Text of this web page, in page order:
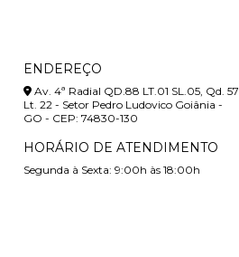
ENDEREÇO
Av. 4ª Radial QD.88 LT.01 SL.05, Qd. 57
Lt. 22 - Setor Pedro Ludovico Goiânia -
GO - CEP: 74830-130
HORÁRIO DE ATENDIMENTO
Segunda à Sexta: 9:00h às 18:00h